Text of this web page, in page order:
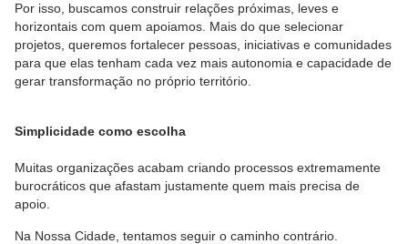
Por isso, buscamos construir relações próximas, leves e
horizontais com quem apoiamos. Mais do que selecionar
projetos, queremos fortalecer pessoas, iniciativas e comunidades
para que elas tenham cada vez mais autonomia e capacidade de
gerar transformação no próprio território.
Simplicidade como escolha
Muitas organizações acabam criando processos extremamente
burocráticos que afastam justamente quem mais precisa de
apoio.
Na Nossa Cidade, tentamos seguir o caminho contrário.